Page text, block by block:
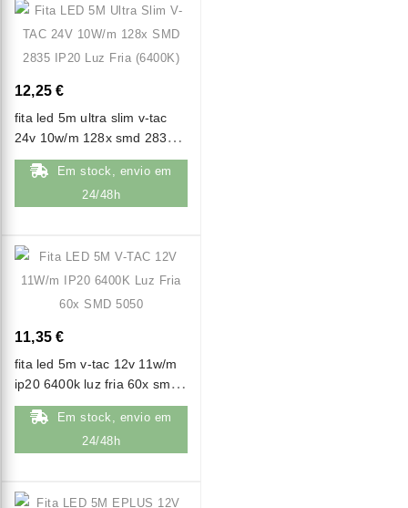
12,25 €
fita led 5m ultra slim v-tac
24v 10w/m 128x smd 2835
ip20 luz fria (6400k)
Em stock, envio em
24/48h
11,35 €
fita led 5m v-tac 12v 11w/m
ip20 6400k luz fria 60x smd
5050
Em stock, envio em
24/48h